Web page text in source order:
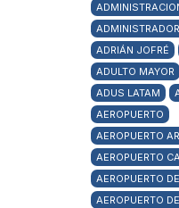
ADMINISTRADOR
ADRIÁN JOFRÉ
ADULTO MAYOR
ADUS LATAM
AEROPUERTO
AEROPUERTO
AEROPUERTO
AEROPUERTO
AEROPUERTO